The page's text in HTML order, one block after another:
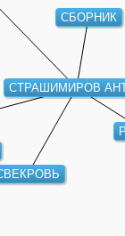
СТРАШИМИРОВ
СВЕКРОВЬ
СБОРНИК